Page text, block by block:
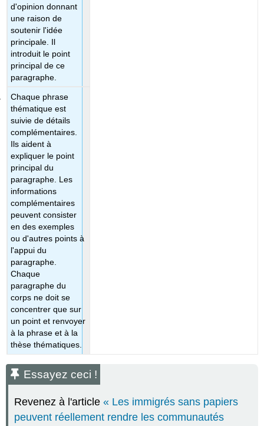
d'opinion donnant
une raison de
soutenir l'idée
principale. Il
introduit le point
principal de ce
paragraphe.
Chaque phrase
thématique est
suivie de détails
complémentaires.
Ils aident à
expliquer le point
principal du
paragraphe. Les
informations
complémentaires
peuvent consister
en des exemples
ou d'autres points à
l'appui du
paragraphe.
Chaque
paragraphe du
corps ne doit se
concentrer que sur
un point et renvoyer
à la phrase et à la
thèse thématiques.
Essayez ceci !
Revenez à l'article« Les immigrés sans papiers
peuvent réellement rendre les communautés